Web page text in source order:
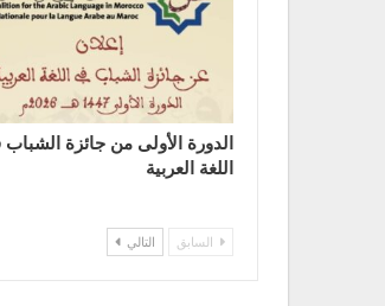
الدورة الأولى من جائزة
اللغة العربية
السابق التالي